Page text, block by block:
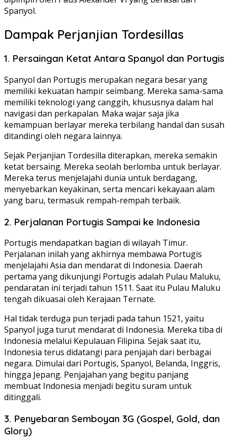
Spanyol.
Dampak Perjanjian Tordesillas
1. Persaingan Ketat Antara Spanyol dan Portugis
Spanyol dan Portugis merupakan negara besar yang
memiliki kekuatan hampir seimbang. Mereka sama-sama
memiliki teknologi yang canggih, khususnya dalam hal
navigasi dan perkapalan. Maka wajar saja jika
kemampuan berlayar mereka terbilang handal dan susah
ditandingi oleh negara lainnya.
Sejak Perjanjian Tordesilla diterapkan, mereka semakin
ketat bersaing. Mereka seolah berlomba untuk berlayar.
Mereka terus menjelajahi dunia untuk berdagang,
menyebarkan keyakinan, serta mencari kekayaan alam
yang baru, termasuk rempah-rempah terbaik.
2. Perjalanan Portugis Sampai ke Indonesia
Portugis mendapatkan bagian di wilayah Timur.
Perjalanan inilah yang akhirnya membawa Portugis
menjelajahi Asia dan mendarat di Indonesia. Daerah
pertama yang dikunjungi Portugis adalah Pulau Maluku,
pendaratan ini terjadi tahun 1511. Saat itu Pulau Maluku
tengah dikuasai oleh Kerajaan Ternate.
Hal tidak terduga pun terjadi pada tahun 1521, yaitu
Spanyol juga turut mendarat di Indonesia. Mereka tiba di
Indonesia melalui Kepulauan Filipina. Sejak saat itu,
Indonesia terus didatangi para penjajah dari berbagai
negara. Dimulai dari Portugis, Spanyol, Belanda, Inggris,
hingga Jepang. Penjajahan yang begitu panjang
membuat Indonesia menjadi begitu suram untuk
ditinggali.
3. Penyebaran Semboyan 3G (Gospel, Gold, dan
Glory)